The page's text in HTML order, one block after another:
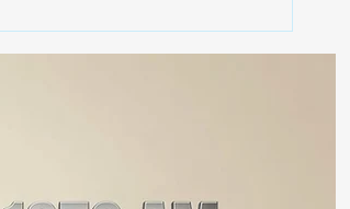
🚔💊 SSC ASEGURA MÁS DE
25 MIL DOSIS DE DROGA